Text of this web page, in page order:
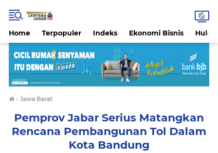
Home Terpopuler Indeks Ekonomi Bisnis
› Jawa Barat
Pemprov Jabar Serius Matangkan
Rencana Pembangunan Tol Dalam
Kota Bandung